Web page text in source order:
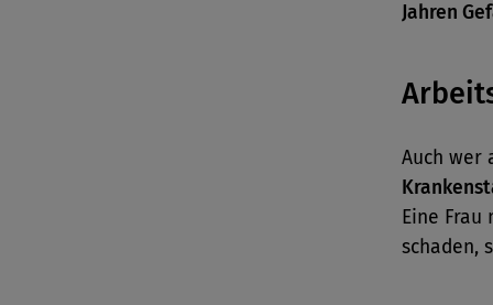
Jahren
Auch wer
Eine Frau
schaden,